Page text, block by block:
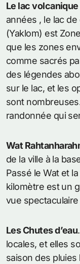
Le lac volcanique
années , le lac
(Yaklom) est
que les zones
comme sacrés
des légendes
sur le lac, et les
sont
randonnée qui
Wat
de la ville à la
Passé le Wat et
kilomètre est un
vue
Les Chutes d’eau
locales, et elles
saison des pluies